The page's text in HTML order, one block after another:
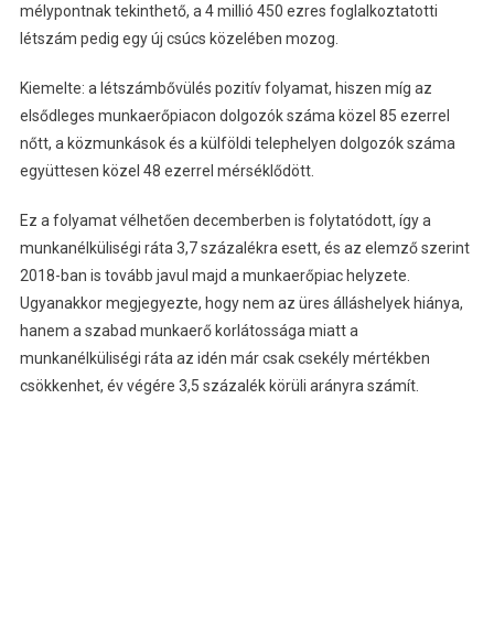
mélypontnak tekinthető, a 4 millió 450 ezres foglalkoztatotti
létszám pedig egy új csúcs közelében mozog.
Kiemelte: a létszámbővülés pozitív folyamat, hiszen míg az
elsődleges munkaerőpiacon dolgozók száma közel 85 ezerrel
nőtt, a közmunkások és a külföldi telephelyen dolgozók száma
együttesen közel 48 ezerrel mérséklődött.
Ez a folyamat vélhetően decemberben is folytatódott, így a
munkanélküliségi ráta 3,7 százalékra esett, és az elemző szerint
2018-ban is tovább javul majd a munkaerőpiac helyzete.
Ugyanakkor megjegyezte, hogy nem az üres álláshelyek hiánya,
hanem a szabad munkaerő korlátossága miatt a
munkanélküliségi ráta az idén már csak csekély mértékben
csökkenhet, év végére 3,5 százalék körüli arányra számít.